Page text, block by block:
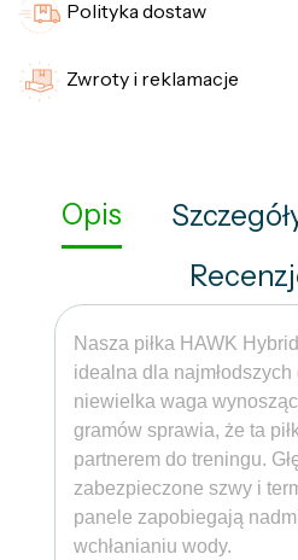
Polityka dostaw
Zwroty i reklamacje
Opis
Nasza piłka HAWK
idealna dla
niewielka waga
gramów sprawia, że ​​ta
partnerem do treningu.
zabezpieczone szwy i
panele zapobiegają
wchłanianiu wody.